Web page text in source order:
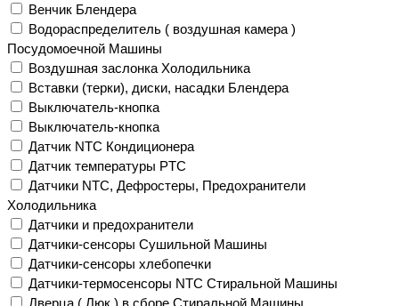
Венчик Блендера
Водораспределитель ( воздушная камера )
Посудомоечной Машины
Воздушная заслонка Холодильника
Вставки (терки), диски, насадки Блендера
Выключатель-кнопка
Выключатель-кнопка
Датчик NTC Кондиционера
Датчик температуры PTC
Датчики NTC, Дефростеры, Предохранители
Холодильника
Датчики и предохранители
Датчики-сенсоры Сушильной Машины
Датчики-сенсоры хлебопечки
Датчики-термосенсоры NTC Стиральной Машины
Дверца ( Люк ) в сборе Стиральной Машины